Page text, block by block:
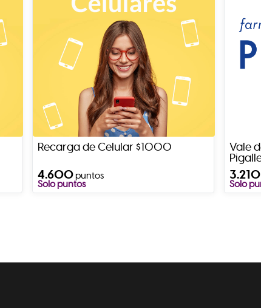
Recarga de Celular $1000
4.600puntos
Solo puntos
Vale
3.210
Solo